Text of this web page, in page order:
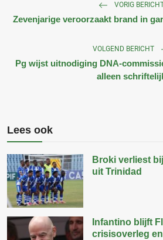
VORIG
Zevenjarige veroorzaakt brand in
VOLGEND BERICHT
Pg wijst uitnodiging DNA-
alleen
Lees ook
Broki verliest
uit Trinidad
Infantino blijft
crisisoverleg